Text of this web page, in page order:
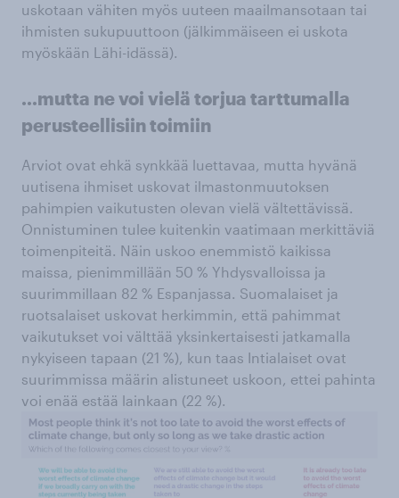
uskotaan vähiten myös uuteen maailmansotaan tai
ihmisten sukupuuttoon (jälkimmäiseen ei uskota
myöskään Lähi-idässä).
...mutta ne voi vielä torjua tarttumalla
perusteellisiin toimiin
Arviot ovat ehkä synkkää luettavaa, mutta hyvänä
uutisena ihmiset uskovat ilmastonmuutoksen
pahimpien vaikutusten olevan vielä vältettävissä.
Onnistuminen tulee kuitenkin vaatimaan merkittäviä
toimenpiteitä. Näin uskoo enemmistö kaikissa
maissa, pienimmillään 50 % Yhdysvalloissa ja
suurimmillaan 82 % Espanjassa. Suomalaiset ja
ruotsalaiset uskovat herkimmin, että pahimmat
vaikutukset voi välttää yksinkertaisesti jatkamalla
nykyiseen tapaan (21 %), kun taas Intialaiset ovat
suurimmissa määrin alistuneet uskoon, ettei pahinta
voi enää estää lainkaan (22 %).